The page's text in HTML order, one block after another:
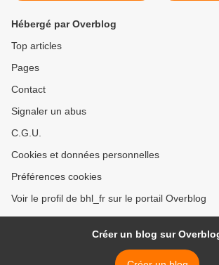
Hébergé par Overblog
Top articles
Pages
Contact
Signaler un abus
C.G.U.
Cookies et données personnelles
Préférences cookies
Voir le profil de bhl_fr sur le portail Overblog
Créer un blog sur